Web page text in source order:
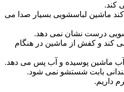
کند.
ماشین لباسشویی بسیار صدا می
درست نشان نمی دهد.
کند و کفش از ماشین در هنگام
آب ماشین پوسیده و آب پس می دهد.
چندانی بابت شستشو نمی شود.
داریم.